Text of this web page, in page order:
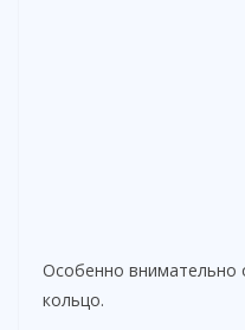
Особенно внимательно
кольцо.